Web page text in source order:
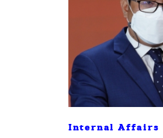
Internal Affairs